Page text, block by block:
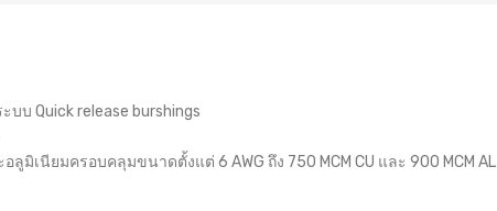
บบ Quick release burshings
ลูมิเนียมครอบคลุมขนาดตั้งแต่ 6 AWG ถึง 750 MCM CU และ 900 MCM AL